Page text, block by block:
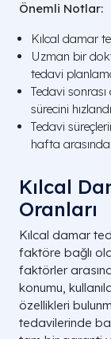
Önemli Notlar:
Kılcal damar
Uzman bir
tedavi
Tedavi
sürecini
Tedavi
hafta
Kılcal
Oranları
Kılcal damar
faktöre bağlı
faktörler
konumu,
özellikleri
tedavilerinde